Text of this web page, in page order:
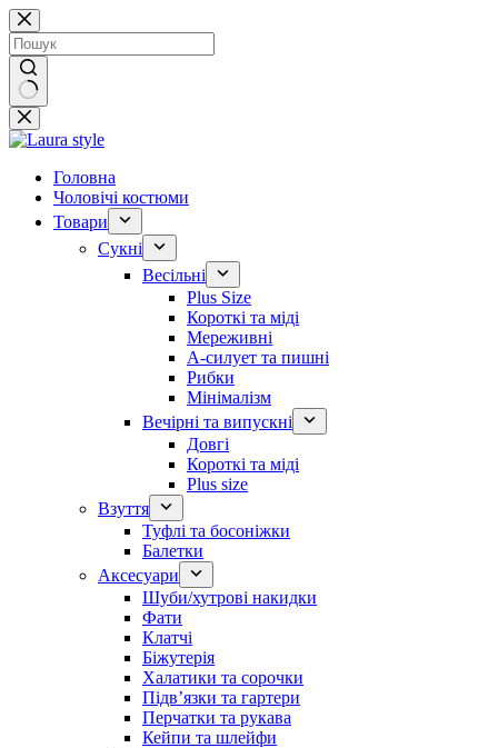
Перейти
до
вмісту
Немає
результатів
Головна
Чоловічі костюми
Товари
Сукні
Весільні
Plus Size
Короткі та міді
Мереживні
А-силует та пишні
Рибки
Мінімалізм
Вечірні та випускні
Довгі
Короткі та міді
Plus size
Взуття
Туфлі та босоніжки
Балетки
Аксесуари
Шуби/хутрові накидки
Фати
Клатчі
Біжутерія
Халатики та сорочки
Підвʼязки та гартери
Перчатки та рукава
Кейпи та шлейфи